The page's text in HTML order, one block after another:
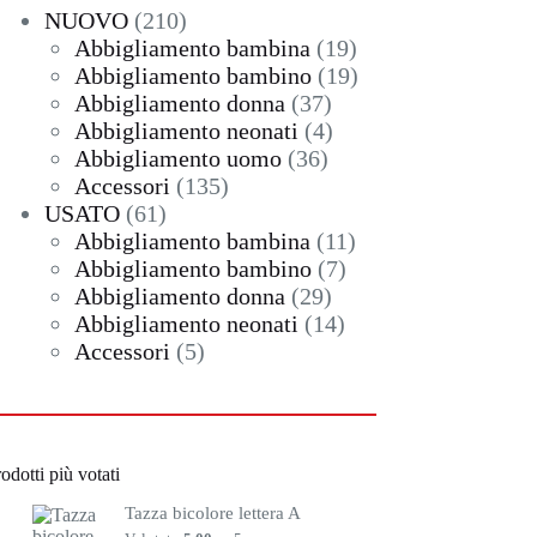
NUOVO 210210
prodotti
Abbigliamento bambina 1919
prodotti
Abbigliamento bambino 1919
Abbigliamento donna 3737
prodotti
Abbigliamento neonati 44
prodotti
Abbigliamento uomo 3636
Accessori 135135
USATO 6161
prodotti
Abbigliamento bambina 1111
Abbigliamento bambino 77
Abbigliamento donna 2929
prodotti
Abbigliamento neonati 1414
Accessori 55
più votati
Tazza bicolore lettera A